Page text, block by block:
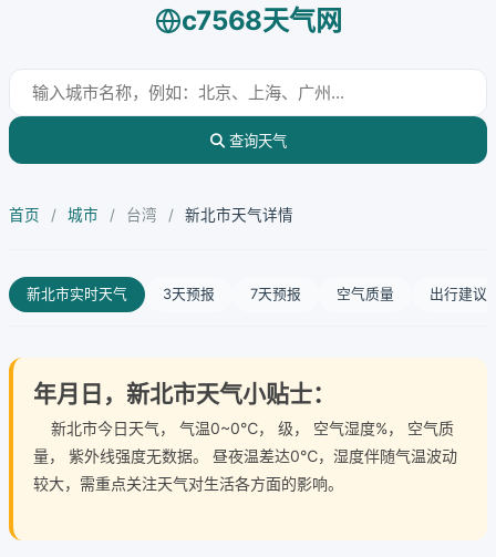
c7568天气网
查询天气
首页 / 城市 / 台湾 / 新北市天气详情
新北市实时天气 3天预报 7天预报 空气质量 出行建议
年月日，新北市天气小贴士：
新北市今日天气， 气温0~0℃， 级， 空气湿度%， 空气质
量， 紫外线强度无数据。 昼夜温差达0℃，湿度伴随气温波动
较大，需重点关注天气对生活各方面的影响。